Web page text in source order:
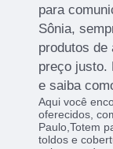
para
Sônia,
produtos de
preço justo.
e saiba
Aqui você
oferecidos,
Paulo,Totem
toldos e